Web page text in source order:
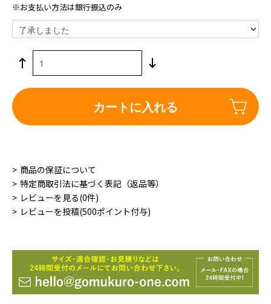
※お支払い方法は銀行振込のみ
カートに入れる
商品の保証について
特定商取引法に基づく表記（返品等）
レビューを見る(0件)
レビューを投稿(500ポイント付与)